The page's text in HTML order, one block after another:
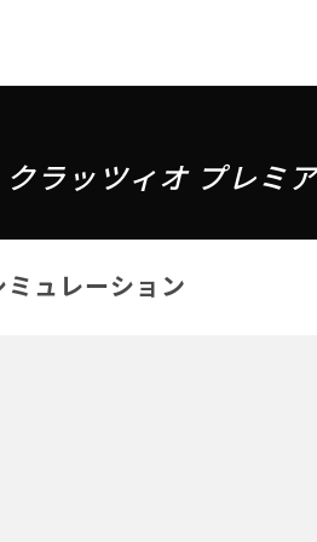
クラッツィオ プレミ
ュレーション